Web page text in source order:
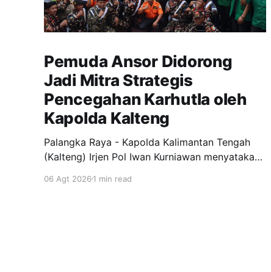
Pemuda Ansor Didorong
Jadi Mitra Strategis
Pencegahan Karhutla oleh
Kapolda Kalteng
Palangka Raya - Kapolda Kalimantan Tengah
(Kalteng) Irjen Pol Iwan Kurniawan menyatakan
Ansor menjadi garda terdepan dalam upaya
06 Agt 2026 1 min read